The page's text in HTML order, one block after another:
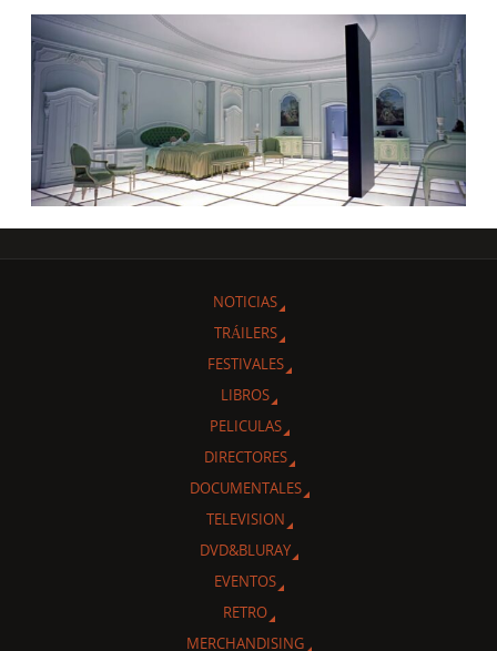
NOTICIAS
TRÁILERS
FESTIVALES
LIBROS
PELICULAS
DIRECTORES
DOCUMENTALES
TELEVISION
DVD&BLURAY
EVENTOS
RETRO
MERCHANDISING